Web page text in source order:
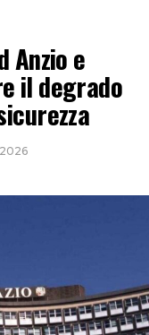
una zona molto
più frequentati,
nel garantire
e vicina ai
Generale
In questa maniera
un punto di
durante il picco
decongestionare il
Anzio e
il degrado